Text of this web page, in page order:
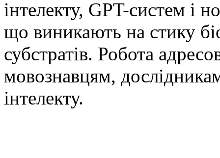
інтелекту, GPT-систем і
що виникають на стику
субстратів. Робота
мовознавцям,
інтелекту.